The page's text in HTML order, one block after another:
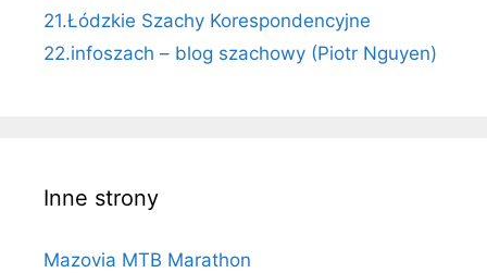
21.Łódzkie Szachy Korespondencyjne
22.infoszach – blog szachowy (Piotr Nguyen)
Inne strony
Mazovia MTB Marathon